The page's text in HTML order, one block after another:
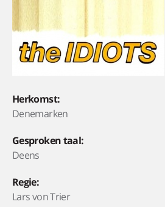
Herkomst:
Denemarken
Gesproken taal:
Deens
Regie:
Lars von Trier